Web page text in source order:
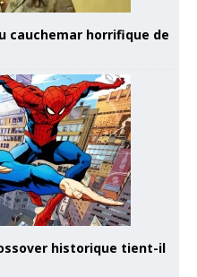
cauchemar horrifique de
historique tient-il